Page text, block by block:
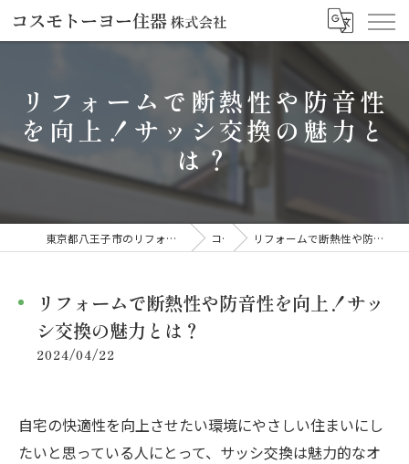
リフォームで断熱性や防音性
を向上！サッシ交換の魅力と
は？
東京都八王子市のリフォームならコスモトーヨー住器株式会社 コラム リフォームで断熱性や防音性を向上！サッシ交換の魅力とは？
リフォームで断熱性や防音性を向上！サッ
シ交換の魅力とは？
2024/04/22
自宅の快適性を向上させたい環境にやさしい住まいにし
たいと思っている人にとって、サッシ交換は魅力的なオ